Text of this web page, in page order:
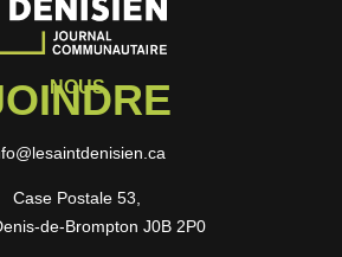
NOUS
Case Postale 53,
de-Brompton J0B 2P0